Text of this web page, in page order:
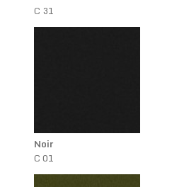
C 31
Noir
C 01